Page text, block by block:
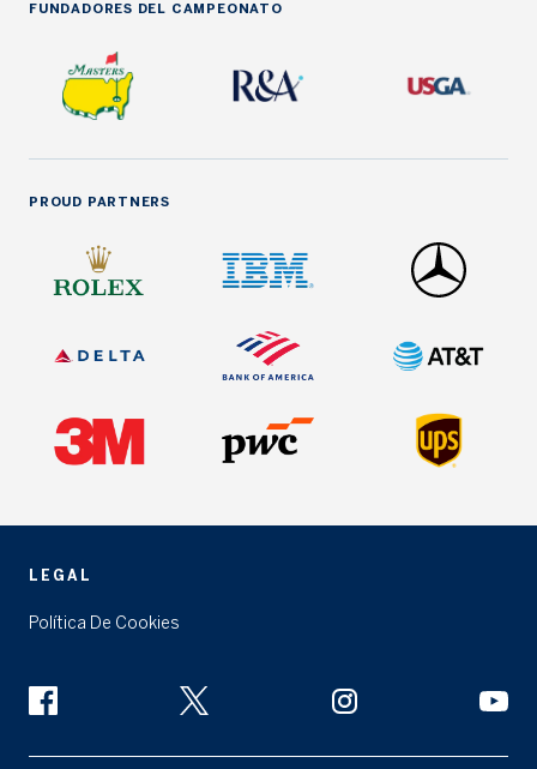
FUNDADORES DEL CAMPEONATO
PROUD PARTNERS
LEGAL
Política De Cookies